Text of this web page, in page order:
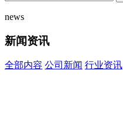
news
新闻资讯
全部内容 公司新闻 行业资讯